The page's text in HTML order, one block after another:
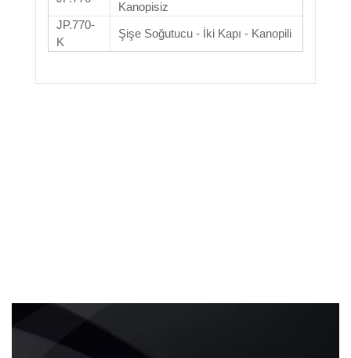
Kanopisiz
JP.770-
K
Şişe Soğutucu - İki Kapı - Kanopili